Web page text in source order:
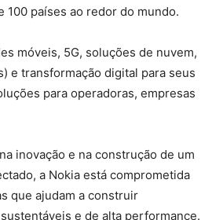
100 países ao redor do mundo.
móveis, 5G, soluções de nuvem,
e transformação digital para seus
para operadoras, empresas
inovação e na construção de um
a Nokia está comprometida
que ajudam a construir
e de alta performance.